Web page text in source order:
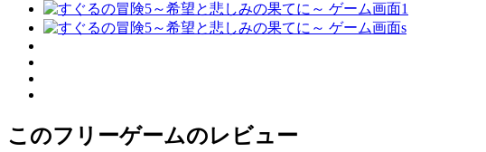
このフリーゲームのレビュー